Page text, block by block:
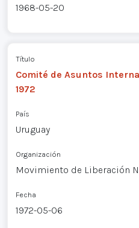
1968-05-20
Título
Comité de Asuntos
1972
País
Uruguay
Organización
Movimiento de Liberación
Fecha
1972-05-06